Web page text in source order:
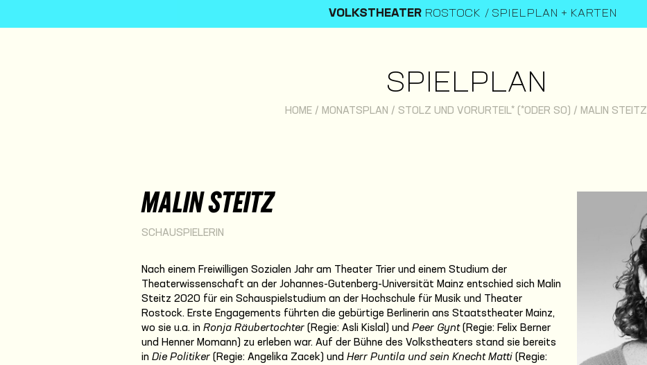
VOLKSTHEATER ROSTOCK SPIELPLAN + KARTEN
SPIELPLAN
HOME / MONATSPLAN / STOLZ UND VORURTEIL* (*ODER SO) / MALIN STEITZ
MALIN STEITZ
SCHAUSPIELERIN
Nach einem Freiwilligen Sozialen Jahr am Theater Trier und einem Studium der
Theaterwissenschaft an der Johannes-Gutenberg-Universität Mainz entschied sich Malin
Steitz 2020 für ein Schauspielstudium an der Hochschule für Musik und Theater
Rostock. Erste Engagements führten die gebürtige Berlinerin ans Staatstheater Mainz,
wo sie u.a. in Ronja Räubertochter (Regie: Asli Kislal) und Peer Gynt(Regie: Felix Berner
und Henner Momann) zu erleben war. Auf der Bühne des Volkstheaters stand sie bereits
in Die Politiker (Regie: Angelika Zacek) und Herr Puntila und sein Knecht Matti (Regie: